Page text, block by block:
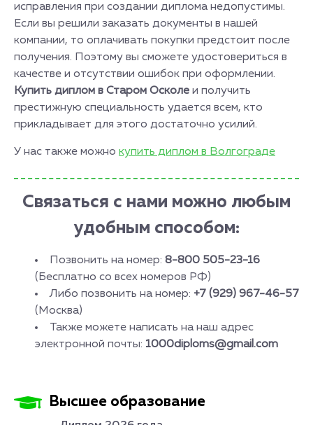
исправления при создании диплома недопустимы.
Если вы решили заказать документы в нашей
компании, то оплачивать покупки предстоит после
получения. Поэтому вы сможете удостовериться в
качестве и отсутствии ошибок при оформлении.
Купить диплом в Старом Осколе и получить
престижную специальность удается всем, кто
прикладывает для этого достаточно усилий.
У нас также можно купить диплом в Волгограде
Связаться с нами можно любым
удобным способом:
Позвонить на номер: 8-800 505-23-16
(Бесплатно со всех номеров РФ)
Либо позвонить на номер: +7 (929) 967-46-57
(Москва)
Также можете написать на наш адрес
электронной почты: 1000diploms@gmail.com
Высшее образование